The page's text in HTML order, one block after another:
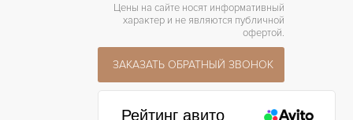
Цены на сайте носят информативный
характер и не являются публичной
офертой.
ЗАКАЗАТЬ ОБРАТНЫЙ ЗВОНОК
Рейтинг авито